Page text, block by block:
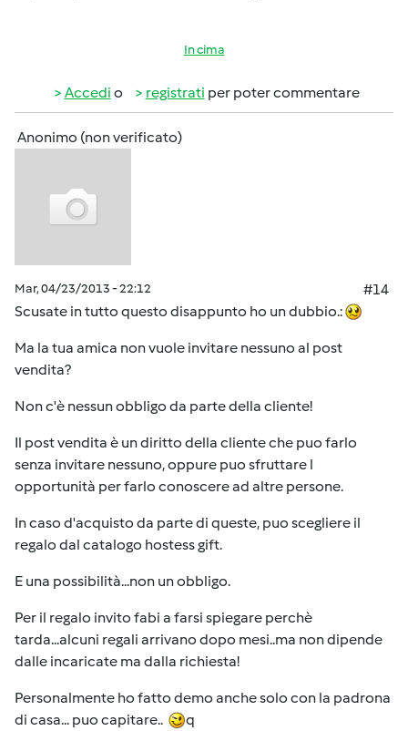
In cima
Accedi o registrati per poter commentare
Anonimo (non verificato)
Mar, 04/23/2013 - 22:12
#14
Scusate in tutto questo disappunto ho un dubbio.:
Ma la tua amica non vuole invitare nessuno al post
vendita?
Non c'è nessun obbligo da parte della cliente!
Il post vendita è un diritto della cliente che puo farlo
senza invitare nessuno, oppure puo sfruttare l
opportunità per farlo conoscere ad altre persone.
In caso d'acquisto da parte di queste, puo scegliere il
regalo dal catalogo hostess gift.
E una possibilità...non un obbligo.
Per il regalo invito fabi a farsi spiegare perchè
tarda...alcuni regali arrivano dopo mesi..ma non dipende
dalle incaricate ma dalla richiesta!
Personalmente ho fatto demo anche solo con la padrona
di casa... puo capitare..
q